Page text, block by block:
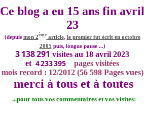
Ce blog a eu 15 ans fin avril
23
(depuis mon 2èmearticle, le premier fut écrit en octobre
2005 puis, longue pause ...)
3 138 291 visites au 18 avril 2023
et 4 233 395
pages visitées
mois record : 12/2012 (56 598 Pages vues)
merci à tous et à toutes
...pour tous vos commentaires et vos visites: